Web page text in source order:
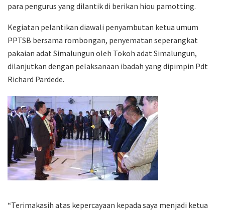
para pengurus yang dilantik di berikan hiou pamotting.
Kegiatan pelantikan diawali penyambutan ketua umum
PPTSB bersama rombongan, penyematan seperangkat
pakaian adat Simalungun oleh Tokoh adat Simalungun,
dilanjutkan dengan pelaksanaan ibadah yang dipimpin Pdt
Richard Pardede.
“Terimakasih atas kepercayaan kepada saya menjadi ketua